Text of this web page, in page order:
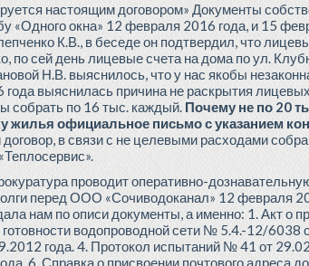
настоящим договором» Документы
«Одного окна» 12 февраля 2016 года, и 15
К.В., в беседе он подтвердил, что
по сей день лицевые счета на дома по ул.
Н.В. выяснилось, что у нас якобы
выяснилась причина не раскрытия
собрать по 16 тыс. каждый. Почему не по 20
жилья официальное письмо с указанием
в связи с не целевыми расходами
проводит оперативно-
перед ООО «Сочиводоканал» 12 февраля
нам по описи документы, а именно: 1. Акт о
водопроводной сети № 5.4.-12/6038
года. 4. Протокол испытаний № 41 от
6. Справка о присвоении почтового